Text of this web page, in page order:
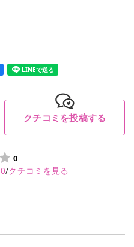
LINEで送る
クチコミを投稿する
0
0/クチコミを見る